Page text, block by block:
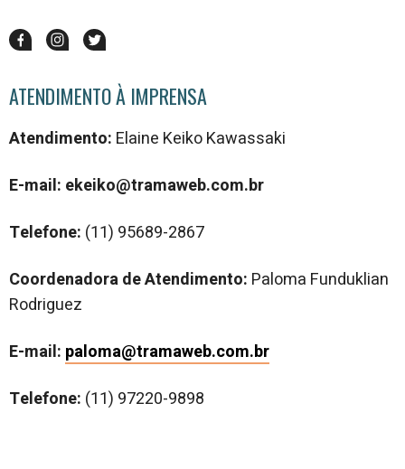
ATENDIMENTO À IMPRENSA
Atendimento: Elaine Keiko Kawassaki
E-mail: ekeiko@tramaweb.com.br
Telefone: (11) 95689-2867
Coordenadora de Atendimento: Paloma Funduklian
Rodriguez
E-mail: paloma@tramaweb.com.br
Telefone: (11) 97220-9898